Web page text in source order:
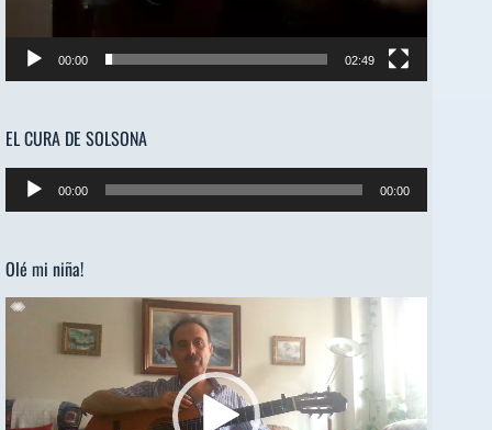
00:00 02:49
EL CURA DE SOLSONA
Reproductor
de
00:00 00:00
Olé mi niña!
Reproductor